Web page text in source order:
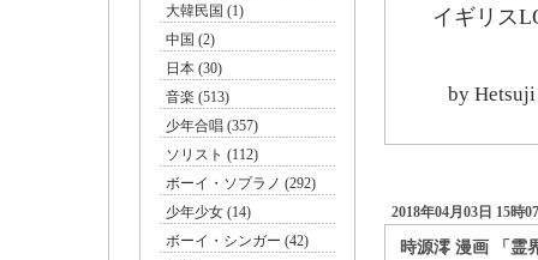
大韓民国 (1)
中国 (2)
日本 (30)
音楽 (513)
少年合唱 (357)
ソリスト (112)
ボーイ・ソプラノ (292)
少年少女 (14)
ボーイ・シンガー (42)
イギリス
by Hetsuji
時源澪 漫画 「霊
2018年04月03日 15時